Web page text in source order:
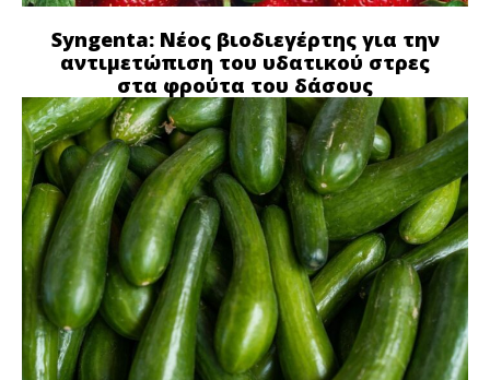
Syngenta: Νέος βιοδιεγέρτης για την
αντιμετώπιση του υδατικού στρες
στα φρούτα του δάσους